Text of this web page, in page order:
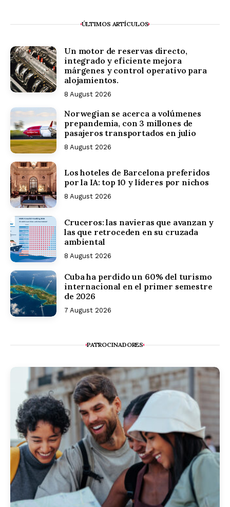
ÚLTIMOS ARTÍCULOS
Un motor de reservas directo,
integrado y eficiente mejora
márgenes y control operativo para
alojamientos.
8 August 2026
Norwegian se acerca a volúmenes
prepandemia, con 3 millones de
pasajeros transportados en julio
8 August 2026
Los hoteles de Barcelona preferidos
por la IA: top 10 y líderes por nichos
8 August 2026
Cruceros: las navieras que avanzan y
las que retroceden en su cruzada
ambiental
8 August 2026
Cuba ha perdido un 60% del turismo
internacional en el primer semestre
de 2026
7 August 2026
PATROCINADORES